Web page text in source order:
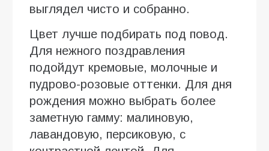
выглядел чисто и собранно.
Цвет лучше подбирать под повод.
Для нежного поздравления
подойдут кремовые, молочные и
пудрово-розовые оттенки. Для дня
рождения можно выбрать более
заметную гамму: малиновую,
лавандовую, персиковую, с